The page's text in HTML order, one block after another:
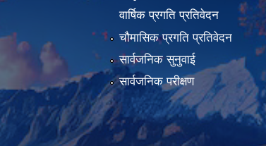
वार्षिक प्रगति प्रतिवेदन
चौमासिक प्रगति प्रतिवेदन
सार्वजनिक सुनुवाई
सार्वजनिक परीक्षण